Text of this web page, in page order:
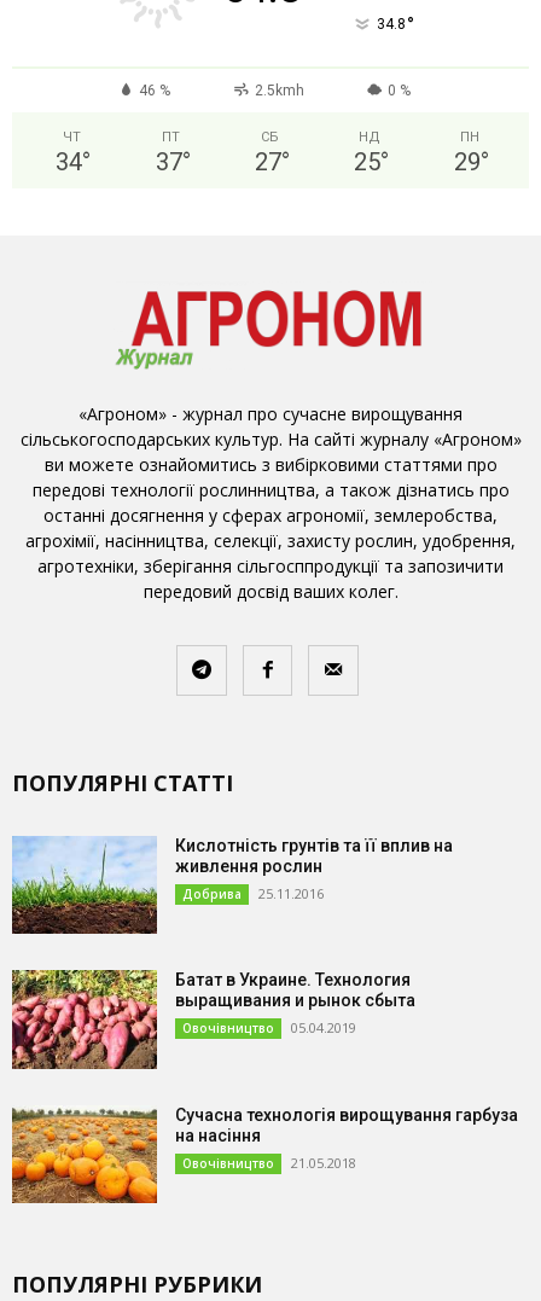
34.8 °
46 % 2.5kmh 0 %
ЧТ
34°
ПТ
37°
СБ
27°
НД
25°
ПН
29°
«Агроном» - журнал про сучасне вирощування
сільськогосподарських культур. На сайті журналу «Агроном»
ви можете ознайомитись з вибірковими статтями про
передові технології рослинництва, а також дізнатись про
останні досягнення у сферах агрономії, землеробства,
агрохімії, насінництва, селекції, захисту рослин, удобрення,
агротехніки, зберігання сільгосппродукції та запозичити
передовий досвід ваших колег.
ПОПУЛЯРНІ СТАТТІ
Кислотність грунтів та її вплив на
живлення рослин
Добрива 25.11.2016
Батат в Украине. Технология
выращивания и рынок сбыта
Овочівництво 05.04.2019
Сучасна технологія вирощування гарбуза
на насіння
Овочівництво 21.05.2018
ПОПУЛЯРНІ РУБРИКИ